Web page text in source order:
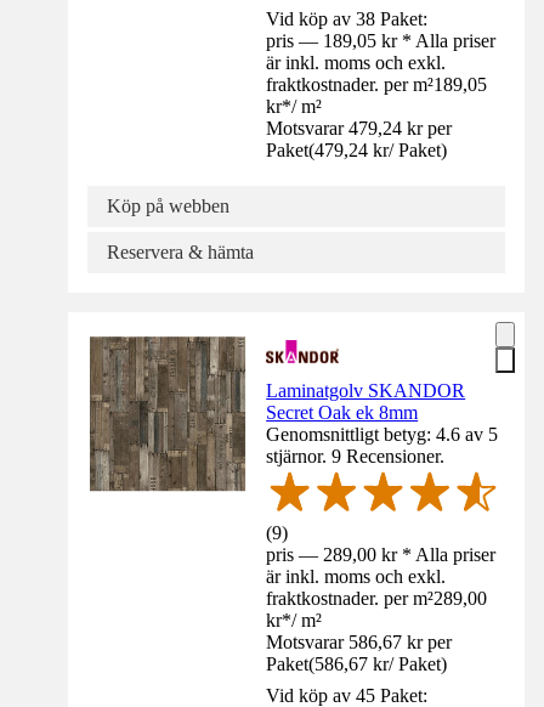
Vid köp av 38 Paket:
pris — 189,05 kr * Alla priser
är inkl. moms och exkl.
fraktkostnader. per m²189,05
kr*/ m²
Motsvarar 479,24 kr per
Paket(479,24 kr/ Paket)
Köp på webben
Reservera & hämta
Laminatgolv SKANDOR
Secret Oak ek 8mm
Genomsnittligt betyg: 4.6 av 5
stjärnor. 9 Recensioner.
(9)
pris — 289,00 kr * Alla priser
är inkl. moms och exkl.
fraktkostnader. per m²289,00
kr*/ m²
Motsvarar 586,67 kr per
Paket(586,67 kr/ Paket)
Vid köp av 45 Paket: